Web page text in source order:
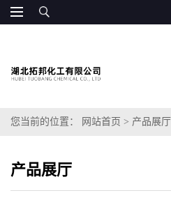
您当前的位置： 网站首页 > 产品展厅
产品展厅